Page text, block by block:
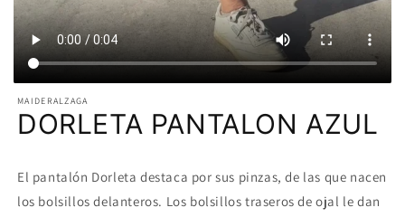
MAIDERALZAGA
DORLETA PANTALON AZUL
El pantalón Dorleta destaca por sus pinzas, de las que nacen
los bolsillos delanteros. Los bolsillos traseros de ojal le dan